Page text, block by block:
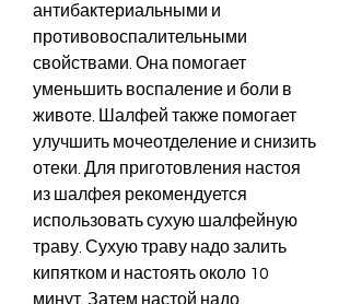
антибактериальными и
противовоспалительными
свойствами. Она помогает
уменьшить воспаление и боли в
животе. Шалфей также помогает
улучшить мочеотделение и снизить
отеки. Для приготовления настоя
из шалфея рекомендуется
использовать сухую шалфейную
траву. Сухую траву надо залить
кипятком и настоять около 10
минут. Затем настой надо